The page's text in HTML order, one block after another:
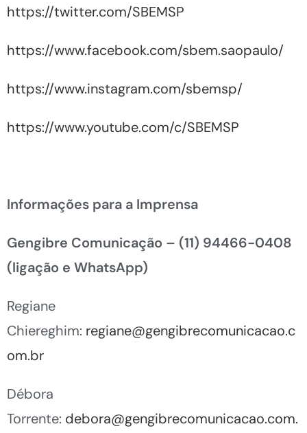
https://twitter.com/SBEMSP
https://www.facebook.com/sbem.saopaulo/
https://www.instagram.com/sbemsp/
https://www.youtube.com/c/SBEMSP
Informações para a Imprensa
Gengibre Comunicação – (11) 94466-0408
(ligação e WhatsApp)
Regiane
Chiereghim: regiane@gengibrecomunicacao.c
om.br
Débora
Torrente: debora@gengibrecomunicacao.com.